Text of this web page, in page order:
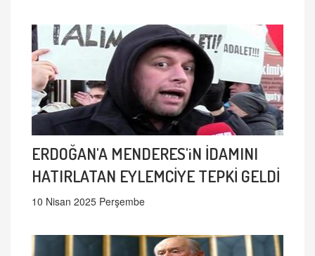
ERDOĞAN'A MENDERES'iN İDAMINI
HATIRLATAN EYLEMCİYE TEPKİ GELDİ
10 Nisan 2025 Perşembe